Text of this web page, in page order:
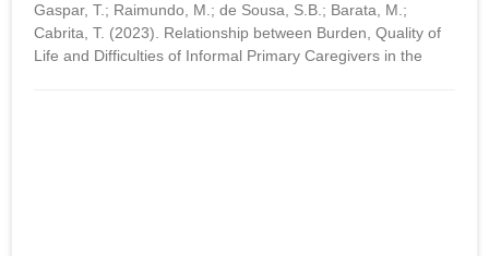
Gaspar, T.; Raimundo, M.; de Sousa, S.B.; Barata, M.;
Cabrita, T. (2023). Relationship between Burden, Quality of
Life and Difficulties of Informal Primary Caregivers in the